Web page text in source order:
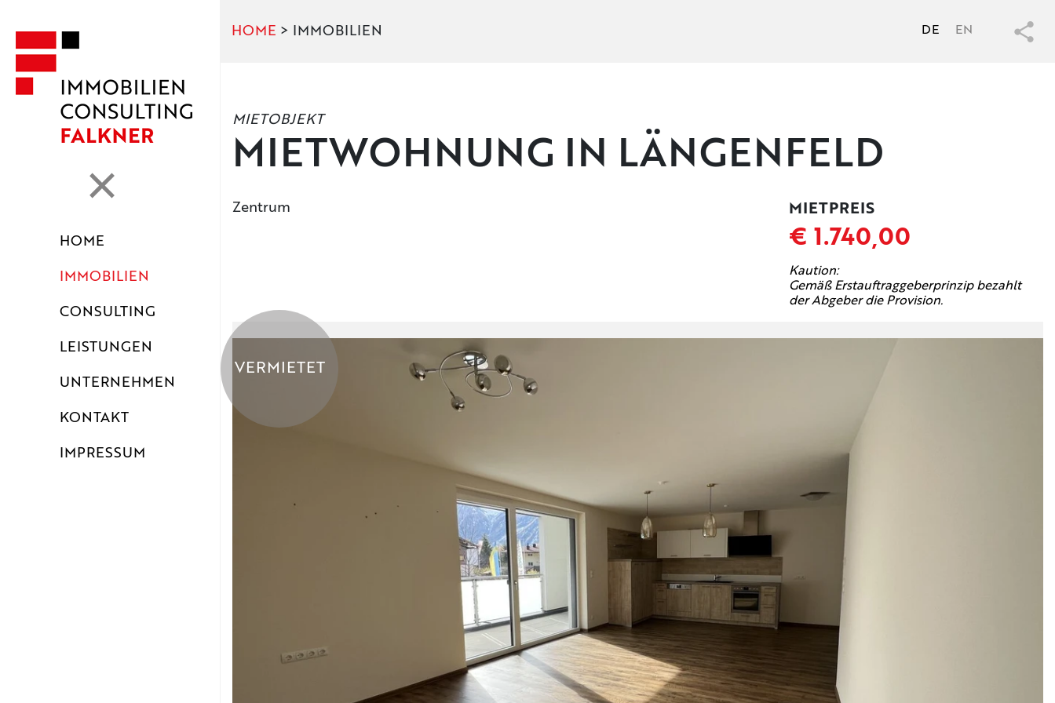
HOME
IMMOBILIEN
CONSULTING
LEISTUNGEN
UNTERNEHMEN
KONTAKT
IMPRESSUM
HOME > IMMOBILIEN DE EN
MIETOBJEKT
MIETWOHNUNG IN LÄNGENFELD
Zentrum MIETPREIS
€ 1.740,00
Kaution:
Gemäß Erstauftraggeberprinzip bezahlt
der Abgeber die Provision.
VERMIETET